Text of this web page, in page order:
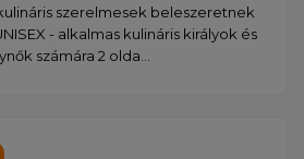
szerelmesek beleszeretnek
- alkalmas kulináris királyok és
számára 2 olda...